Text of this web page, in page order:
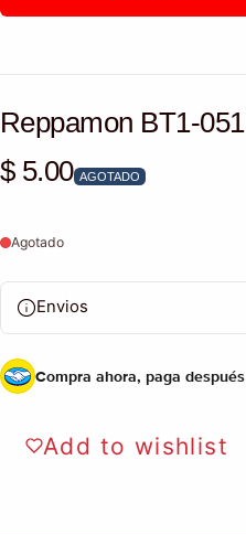
Reppamon BT1-051
Precio habitual
$ 5.00 AGOTADO
Agotado
Envios
Compra ahora, paga después
Add to wishlist